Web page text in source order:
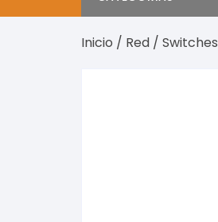
Inicio / Red / Switches